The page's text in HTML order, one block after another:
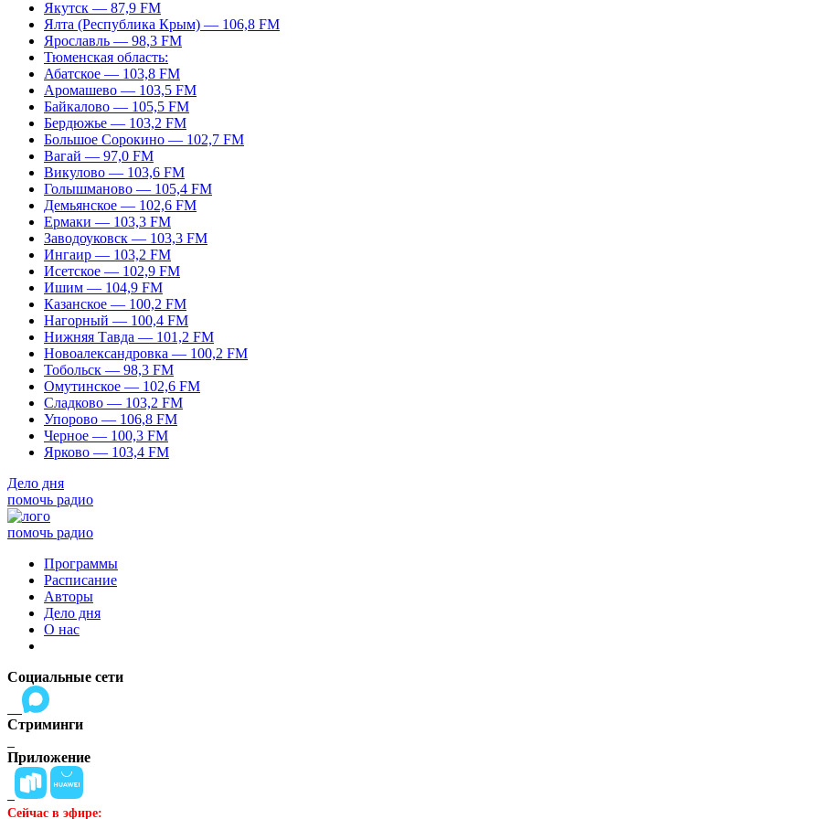
Якутск — 87,9 FM
Ялта (Республика Крым) — 106,8 FM
Ярославль — 98,3 FM
Тюменская область:
Абатское — 103,8 FM
Аромашево — 103,5 FM
Байкалово — 105,5 FM
Бердюжье — 103,2 FM
Большое Сорокино — 102,7 FM
Вагай — 97,0 FM
Викулово — 103,6 FM
Голышманово — 105,4 FM
Демьянское — 102,6 FM
Ермаки — 103,3 FM
Заводоуковск — 103,3 FM
Ингаир — 103,2 FM
Исетское — 102,9 FM
Ишим — 104,9 FM
Казанское — 100,2 FM
Нагорный — 100,4 FM
Нижняя Тавда — 101,2 FM
Новоалександровка — 100,2 FM
Тобольск — 98,3 FM
Омутинское — 102,6 FM
Сладково — 103,2 FM
Упорово — 106,8 FM
Черное — 100,3 FM
Ярково — 103,4 FM
Дело дня
помочь радио
помочь радио
Программы
Расписание
Авторы
Дело дня
О нас
Социальные сети
Стриминги
Приложение
Сейчас в эфире: